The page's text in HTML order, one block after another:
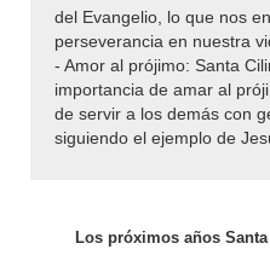
del Evangelio, lo que nos
perseverancia en nuestra
- Amor al prójimo: Santa
importancia de amar al
de servir a los demás con
siguiendo el ejemplo de
Los próximos años